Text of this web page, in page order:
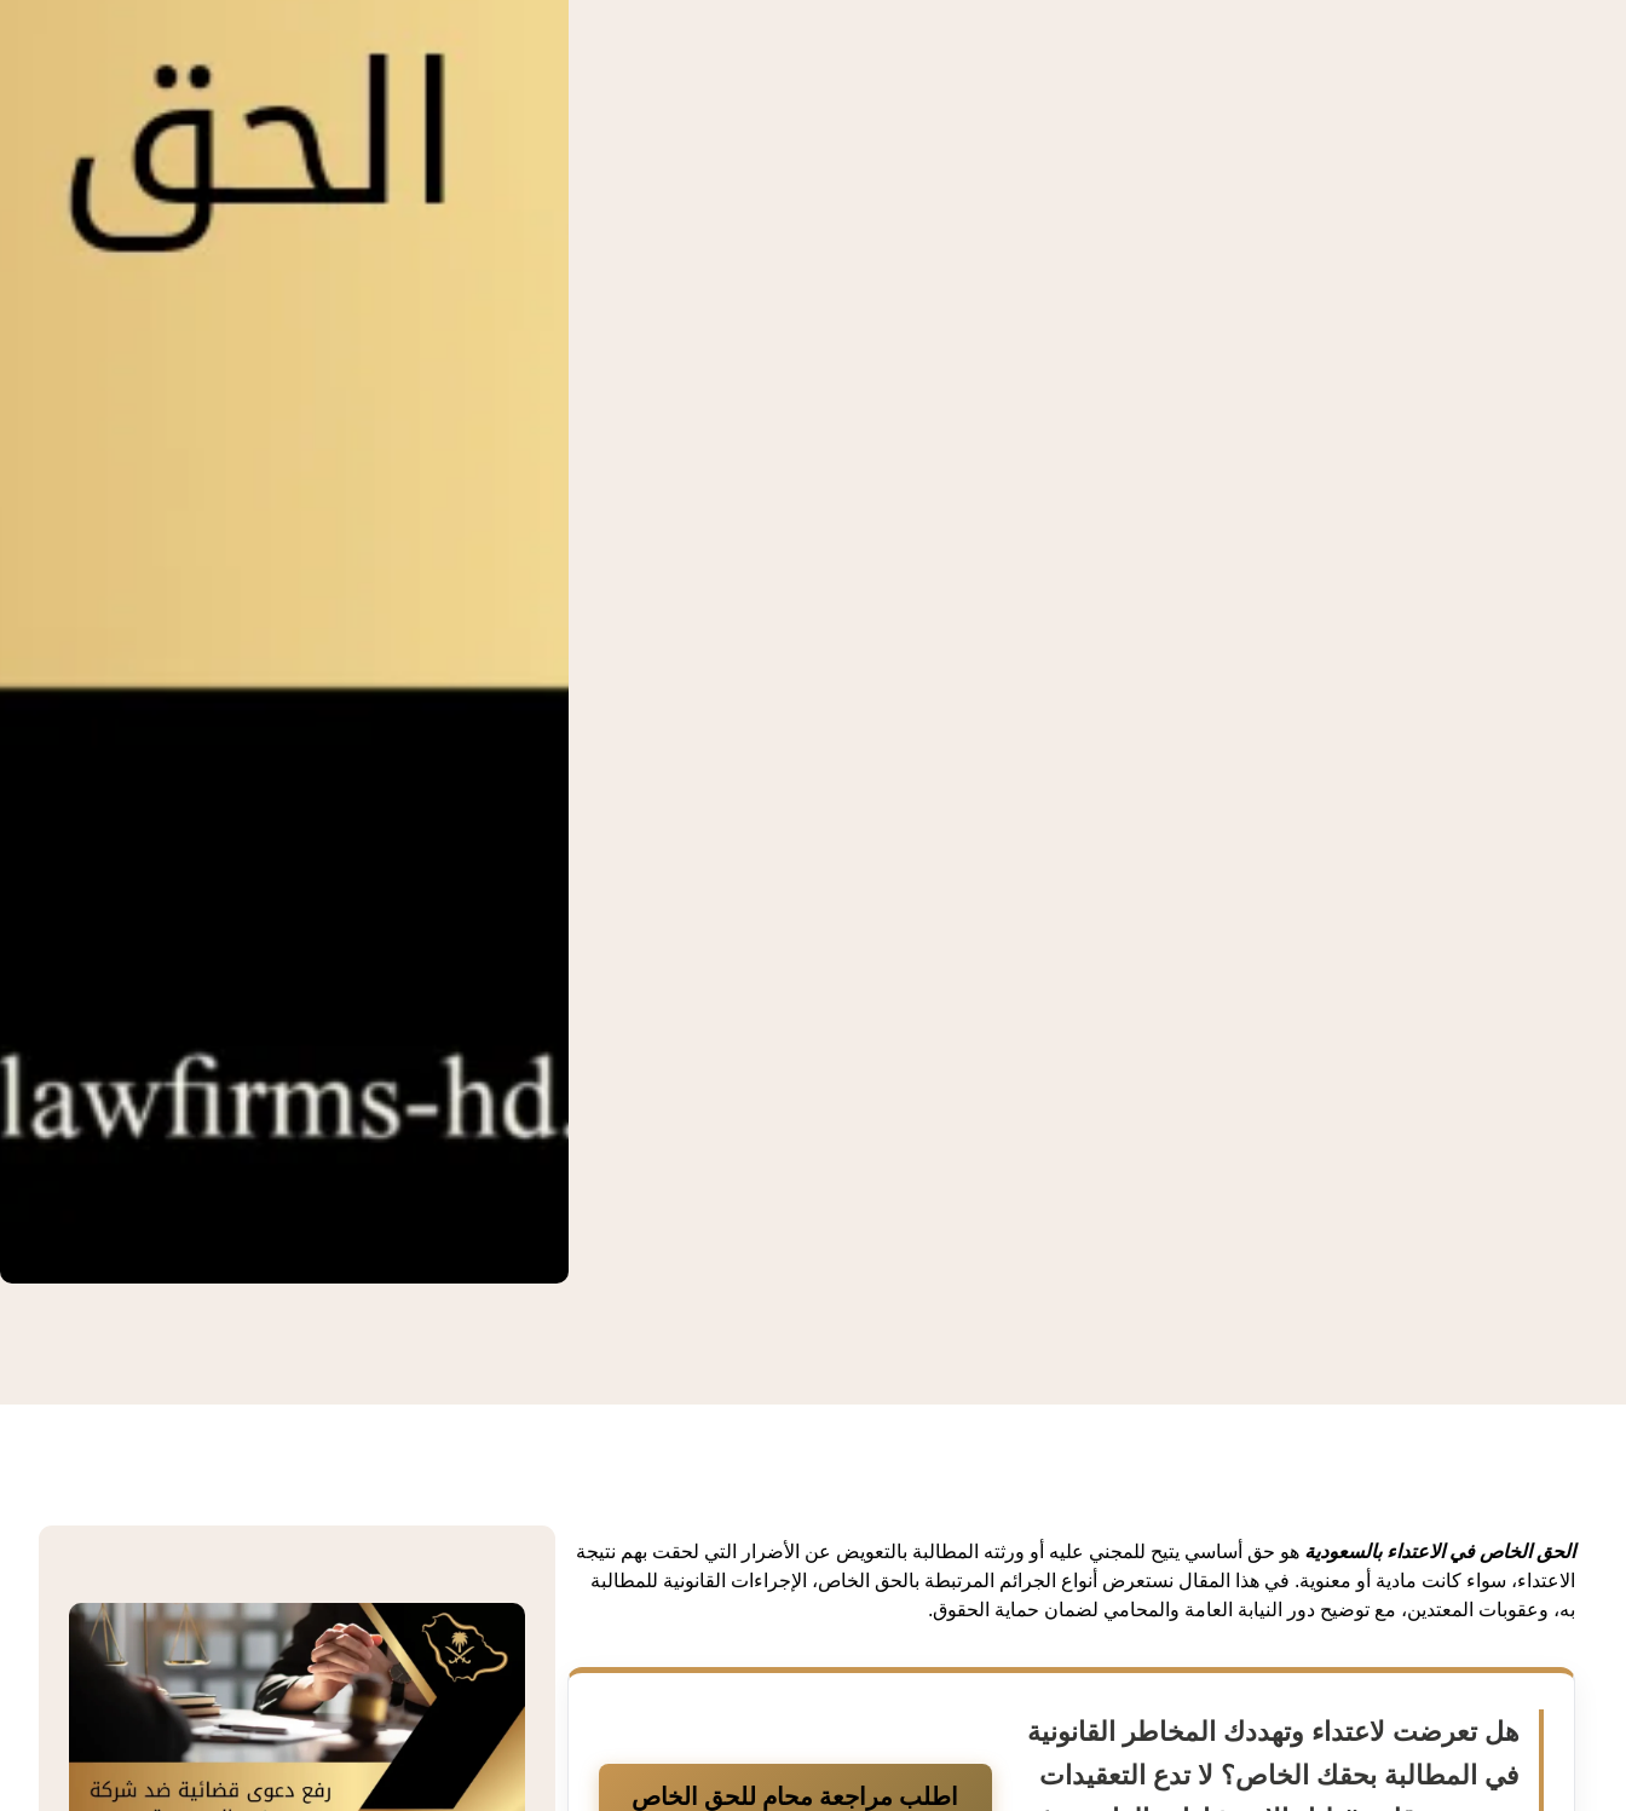
الحق الخاص في الاعتداء بالسعودية هو حق أساسي يتيح للمجني عليه أو ورثته المطالبة بالتعويض عن الأضرار التي لحقت بهم نتيجة
الاعتداء، سواء كانت مادية أو معنوية. في هذا المقال نستعرض أنواع الجرائم المرتبطة بالحق الخاص، الإجراءات القانونية للمطالبة
به، وعقوبات المعتدين، مع توضيح دور النيابة العامة والمحامي لضمان حماية الحقوق.
هل تعرضت لاعتداء وتهددك المخاطر القانونية
في المطالبة بحقك الخاص؟ لا تدع التعقيدات
اطلب مراجعة محامٍ للحق الخاص